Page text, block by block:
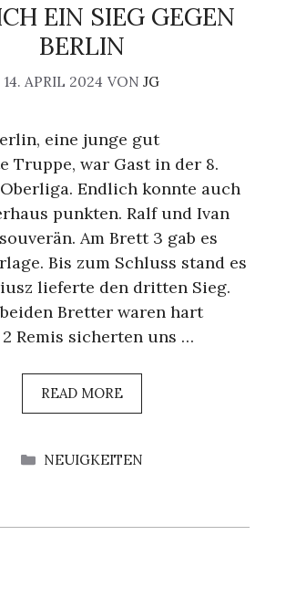
EIN SIEG GEGEN
BERLIN
14. APRIL 2024 VON JG
eine junge gut
Truppe, war Gast in der 8.
Endlich konnte auch
punkten. Ralf und Ivan
Am Brett 3 gab es
Bis zum Schluss stand es
lieferte den dritten Sieg.
Bretter waren hart
Remis sicherten uns …
READ MORE
KATEGORIEN
NEUIGKEITEN